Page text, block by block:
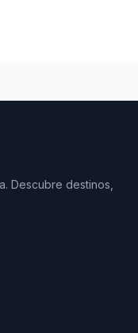
Descubre destinos,